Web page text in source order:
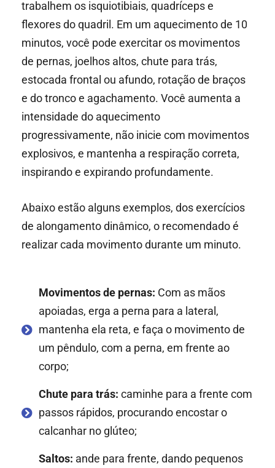
trabalhem os isquiotibiais, quadríceps e
flexores do quadril. Em um aquecimento de 10
minutos, você pode exercitar os movimentos
de pernas, joelhos altos, chute para trás,
estocada frontal ou afundo, rotação de braços
e do tronco e agachamento. Você aumenta a
intensidade do aquecimento
progressivamente, não inicie com movimentos
explosivos, e mantenha a respiração correta,
inspirando e expirando profundamente.
Abaixo estão alguns exemplos, dos exercícios
de alongamento dinâmico, o recomendado é
realizar cada movimento durante um minuto.
Movimentos de pernas: Com as mãos
apoiadas, erga a perna para a lateral,
mantenha ela reta, e faça o movimento de
um pêndulo, com a perna, em frente ao
corpo;
Chute para trás: caminhe para a frente com
passos rápidos, procurando encostar o
calcanhar no glúteo;
Saltos: ande para frente, dando pequenos